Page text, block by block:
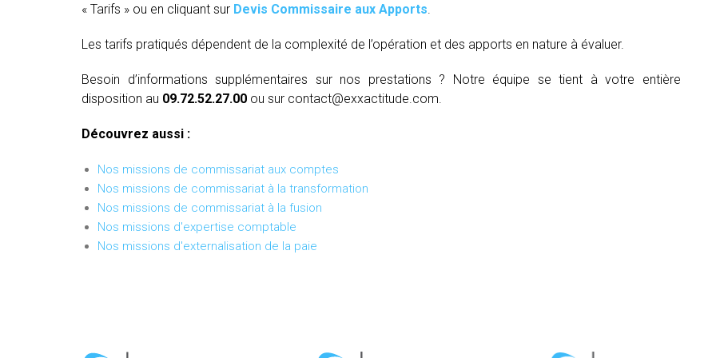
« Tarifs » ou en cliquant sur Devis Commissaire aux Apports.
Les tarifs pratiqués dépendent de la complexité de l’opération et des apports en nature à évaluer.
Besoin d’informations supplémentaires sur nos prestations ? Notre équipe se tient à votre entière
disposition au 09.72.52.27.00 ou sur contact@exxactitude.com.
Découvrez aussi :
Nos missions de commissariat aux comptes
Nos missions de commissariat à la transformation
Nos missions de commissariat à la fusion
Nos missions d'expertise comptable
Nos missions d'externalisation de la paie